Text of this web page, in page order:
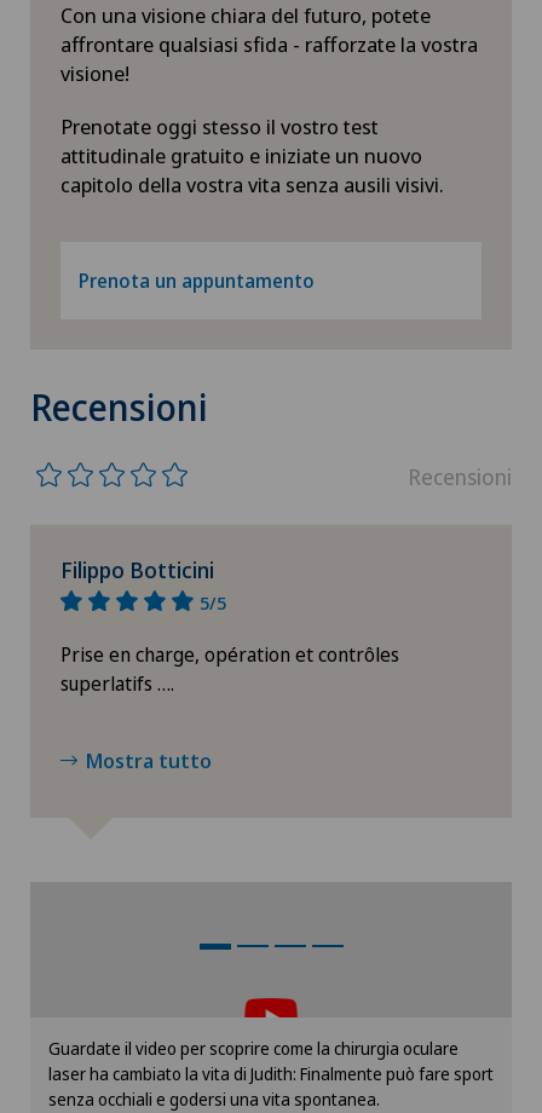
Con una visione chiara del futuro, potete
affrontare qualsiasi sfida - rafforzate la vostra
visione!
Prenotate oggi stesso il vostro test
attitudinale gratuito e iniziate un nuovo
capitolo della vostra vita senza ausili visivi.
Prenota un appuntamento
Recensioni
Recensioni
Filippo Botticini
5/5
Prise en charge, opération et contrôles
superlatifs ….
Mostra tutto
necessario accettare l’utilizzo di cookies.
impostazioni dei cookies.
Impostazioni Cookies
Guardate il video per scoprire come la chirurgia oculare
laser ha cambiato la vita di Judith: Finalmente può fare sport
senza occhiali e godersi una vita spontanea.